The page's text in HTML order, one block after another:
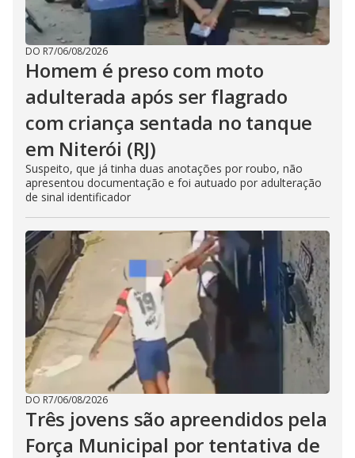
DO R7/06/08/2026
Homem é preso com moto
adulterada após ser flagrado
com criança sentada no tanque
em Niterói (RJ)
Suspeito, que já tinha duas anotações por roubo, não
apresentou documentação e foi autuado por adulteração
de sinal identificador
DO R7/06/08/2026
Três jovens são apreendidos pela
Força Municipal por tentativa de